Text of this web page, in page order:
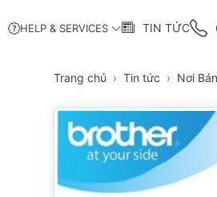
HELP & SERVICES TIN TỨC
Trang chủ Tin tức Nơi